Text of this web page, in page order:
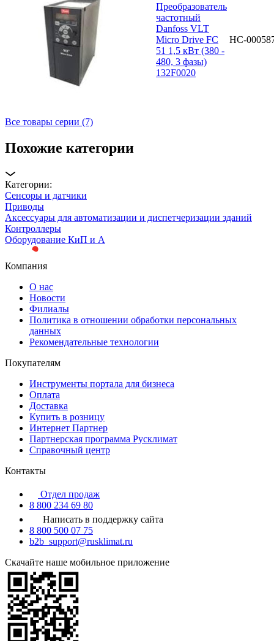
Преобразователь
частотный
Danfoss VLT
Micro Drive FC
51 1,5 кВт (380 -
480, 3 фазы)
132F0020
НС-
Все товары серии (7)
Похожие категории
Категории:
Сенсоры и датчики
Приводы
Аксессуары для автоматизации и диспетчеризации зданий
Контроллеры
Оборудование КиП и А
Компания
О нас
Новости
Филиалы
Политика в отношении обработки персональных
данных
Рекомендательные технологии
Покупателям
Инструменты портала для бизнеса
Оплата
Доставка
Купить в розницу
Интернет Партнер
Партнерская программа Русклимат
Справочный центр
Контакты
Отдел продаж
8 800 234 69 80
Написать в поддержку сайта
8 800 500 07 75
b2b_support@rusklimat.ru
Скачайте наше мобильное приложение